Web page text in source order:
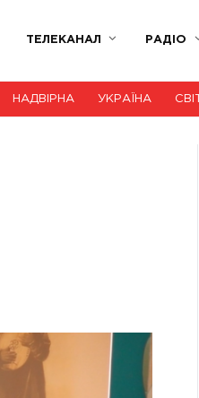
ТЕЛЕКАНАЛ РАДІО
НАДВІРНА УКРАЇНА СВІТ